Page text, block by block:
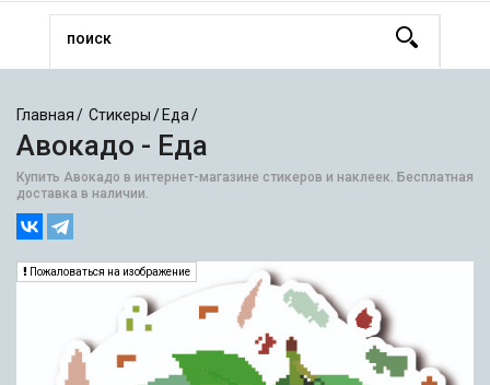
Главная Стикеры Еда
Авокадо - Еда
Купить Авокадо в интернет-магазине стикеров и наклеек. Бесплатная
доставка в наличии.
Пожаловаться на изображение